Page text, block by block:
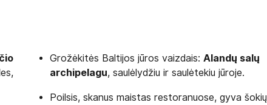
Grožėkitės Baltijos jūros vaizdais:Alandų salų
archipelagu, saulėlydžiu ir saulėtekiu jūroje.
Poilsis, skanus maistas restoranuose, gyva šokių